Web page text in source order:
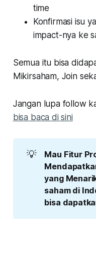
time
Konfirmasi isu
impact-nya ke
Semua itu bisa
Mikirsaham, Join
Jangan lupa follow
bisa baca di sini
💡
Mau Fitur
yang
saham di
bisa